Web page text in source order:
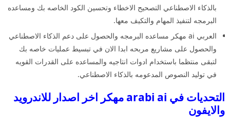
بالذكاء الاصطناعي التصحيح الاخطاء وتحسين الكود الخاصه بك ومساعده
البرمجه لتنفيذ المهام والتكيف معها.
العربي ai مهكر مساعده البرمجه والحصول على دعم الذكاء الاصطناعي
والحصول على مشاريع مربحه ابدا الان في تبسيط عمليات خاصه بك
لتبقى منتظما باستخدام ادوات انتاجيه والمساعده على القدرات القويه
في توليد النصوص المدعومه بالذكاء الاصطناعي.
التحديات في arabi ai مهكر اخر اصدار للاندرويد
والايفون